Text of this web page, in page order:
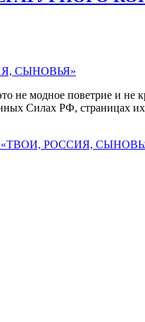
не модное поветрие и не
Силах РФ, страницах
РОССИЯ,